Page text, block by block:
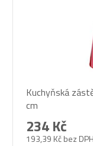
Kuchyňská
cm
193,39 Kč bez DPH
234 Kč